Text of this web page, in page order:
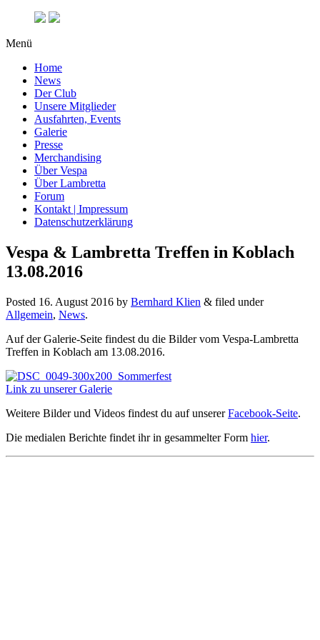
Menü
Home
News
Der Club
Unsere Mitglieder
Ausfahrten, Events
Galerie
Presse
Merchandising
Über Vespa
Über Lambretta
Forum
Kontakt | Impressum
Datenschutzerklärung
Vespa & Lambretta Treffen in Koblach
13.08.2016
Posted 16. August 2016 by Bernhard Klien & filed under
Allgemein, News.
Auf der Galerie-Seite findest du die Bilder vom Vespa-Lambretta
Treffen in Koblach am 13.08.2016.
Link zu unserer Galerie
Weitere Bilder und Videos findest du auf unsererFacebook-Seite.
Die medialen Berichte findet ihr in gesammelter Form hier.